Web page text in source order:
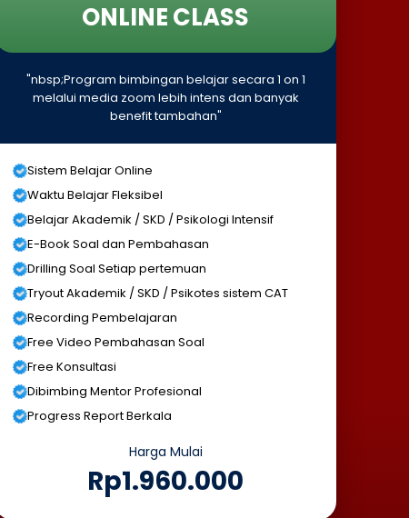
ONLINE CLASS
"nbsp;Program bimbingan belajar secara 1 on 1
melalui media zoom lebih intens dan banyak
benefit tambahan"
Sistem Belajar Online
Waktu Belajar Fleksibel
Belajar Akademik / SKD / Psikologi Intensif
E-Book Soal dan Pembahasan
Drilling Soal Setiap pertemuan
Tryout Akademik / SKD / Psikotes sistem CAT
Recording Pembelajaran
Free Video Pembahasan Soal
Free Konsultasi
Dibimbing Mentor Profesional
Progress Report Berkala
Harga Mulai
Rp1.960.000